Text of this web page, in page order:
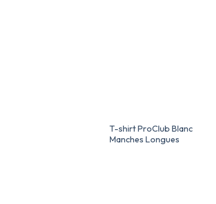
T-shirt ProClub Blanc
Manches Longues